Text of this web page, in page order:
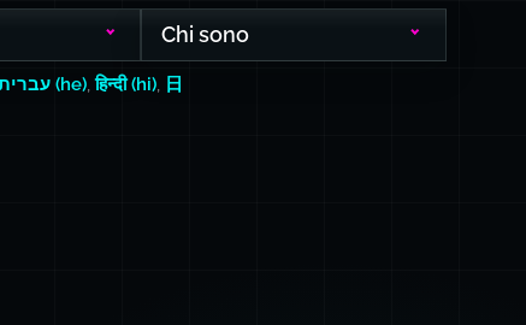
Chi sono
עברית (he) ,हिन्दी (hi)
日